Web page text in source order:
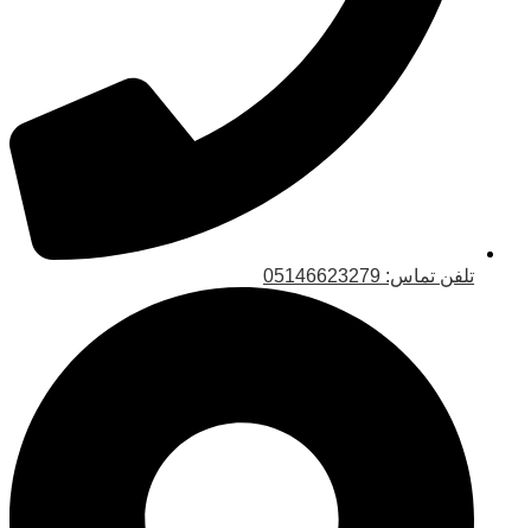
تلفن تماس: 05146623279